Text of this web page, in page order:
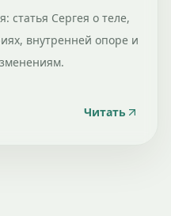
статья Сергея о теле,
внутренней опоре и
Читать